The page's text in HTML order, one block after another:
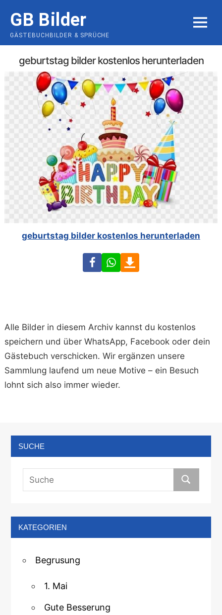
content
GB Bilder
GÄSTEBUCHBILDER & SPRÜCHE
MENU
geburtstag bilder kostenlos herunterladen
geburtstag bilder kostenlos herunterladen
FacebookWhatsApp
Alle Bilder in diesem Archiv kannst du kostenlos
speichern und über WhatsApp, Facebook oder dein
Gästebuch verschicken. Wir ergänzen unsere
Sammlung laufend um neue Motive – ein Besuch
lohnt sich also immer wieder.
SUCHE
KATEGORIEN
Begrusung
1. Mai
Gute Besserung